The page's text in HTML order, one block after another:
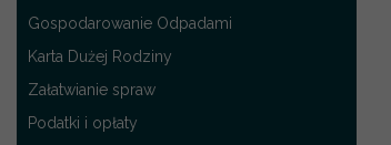
Gospodarowanie Odpadami
Karta Dużej Rodziny
Załatwianie spraw
Podatki i opłaty